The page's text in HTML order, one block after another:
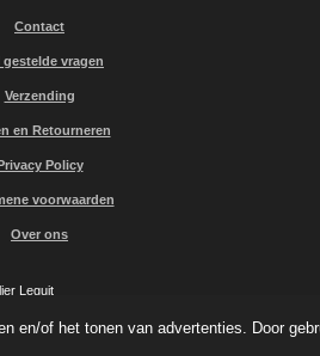
en/of het tonen van advertenties. Door
Contact
gestelde vragen
Verzending
en Retourneren
Policy
voorwaarden
Over ons
Leguit